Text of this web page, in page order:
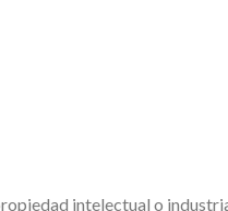
intelectual o